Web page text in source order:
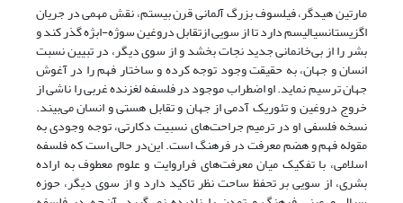
مارتین هیدگر، فیلسوف بزرگ آلمانی قرن بیستم، نقش مهمی در جریان
اگزیستانسیالیسم دارد تا از سویی ازتقابل دروغین سوژه-ابژه گذر کند و
بشر را از بی‌خانمانی جدید نجات بخشد و از سوی دیگر، در تبیین نسبت
انسان و جهان، به حقیقت وجود توجه کرده و ساختار فهم را در آغوش
جهان ترسیم نماید. او اضطراب موجود در فلسفه لغزنده غربی را ناشی از
خروج دروغین و تئوریک آدمی از جهان و تقابل هستی و انسان می‌بیند.
نسخه فلسفی او در ترمیم جراحت‌های نسبیت دکارتی، توجه وجودی به
مقوله فهم و هضم معرفت در فرهنگ است. این‌در حالی است که فلسفه
اسلامی، با تفکیک میان معرفت‌های فراروایت و علوم معطوف به اراده
بشری، از سویی بر تحفظ ساحت نظر تاکید دارد و از سوی دیگر، حوزه